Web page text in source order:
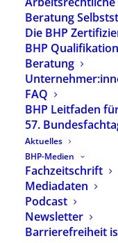
Beratung
Die BHP
BHP
Beratung
FAQ
BHP Leitfaden
57.
Aktuelles
BHP-Medien
Fachzeitschrift
Mediadaten
Podcast
Newsletter
Barrierefreiheit
Kontakt
Geschäftsstelle
Herzbergstrasse
10365 Berlin
Telefon: 030 – 40
Fax: 030 – 40 60 50
eMail:
Telefonzeiten
Montag | Mittwoch
9–13 & 14–16 Uhr